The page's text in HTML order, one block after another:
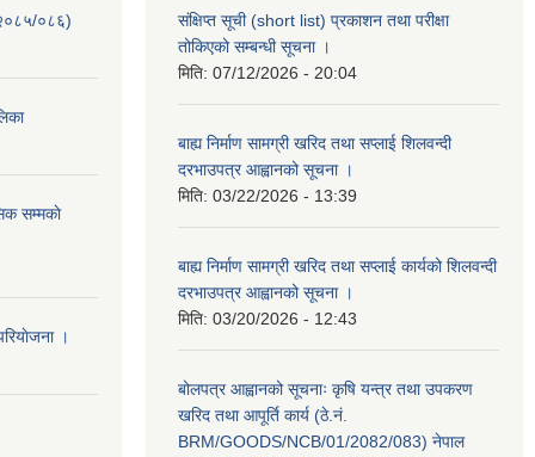
०८६)
सम्मकाे
।
संक्षिप्त सूची (short list) प्रकाशन तथा परीक्षा
तोकिएको सम्बन्धी सूचना ।
मिति: 07/12/2026 - 20:04
बाह्य निर्माण सामग्री खरिद तथा सप्लाई शिलवन्दी
दरभाउपत्र आह्वानको सूचना ।
मिति: 03/22/2026 - 13:39
बाह्य निर्माण सामग्री खरिद तथा सप्लाई कार्यको शिलवन्दी
दरभाउपत्र आह्वानको सूचना ।
मिति: 03/20/2026 - 12:43
बोलपत्र आह्वानको सूचनाः कृषि यन्त्र तथा उपकरण
खरिद तथा आपूर्ति कार्य (ठे.नं.
BRM/GOODS/NCB/01/2082/083) नेपाल